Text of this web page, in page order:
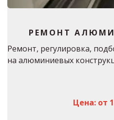
РЕМОНТ
Ремонт, регулировка,
на алюминиевых
Цена: от